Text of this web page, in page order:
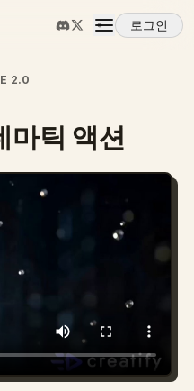
로그인
2.0
마틱 액션